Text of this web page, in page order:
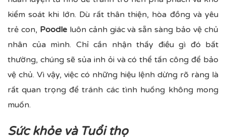
kiểm soát khi lớn. Dù rất thân thiện, hòa đồng và yêu
trẻ con, Poodleluôn cảnh giác và sẵn sàng bảo vệ chủ
nhân của mình. Chỉ cần nhận thấy điều gì đó bất
thường, chúng sẽ sủa inh ỏi và có thể tấn công để bảo
vệ chủ. Vì vậy, việc có những hiệu lệnh dừng rõ ràng là
rất quan trọng để tránh các tình huống không mong
muốn.
Sức khỏe và Tuổi thọ